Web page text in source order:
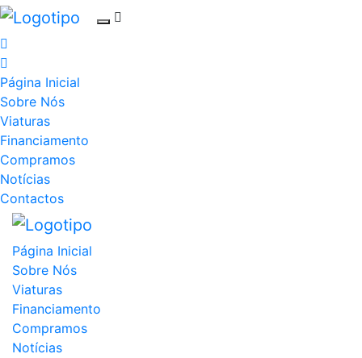
Página Inicial
Sobre Nós
Viaturas
Financiamento
Compramos
Notícias
Contactos
Página Inicial
Sobre Nós
Viaturas
Financiamento
Compramos
Notícias